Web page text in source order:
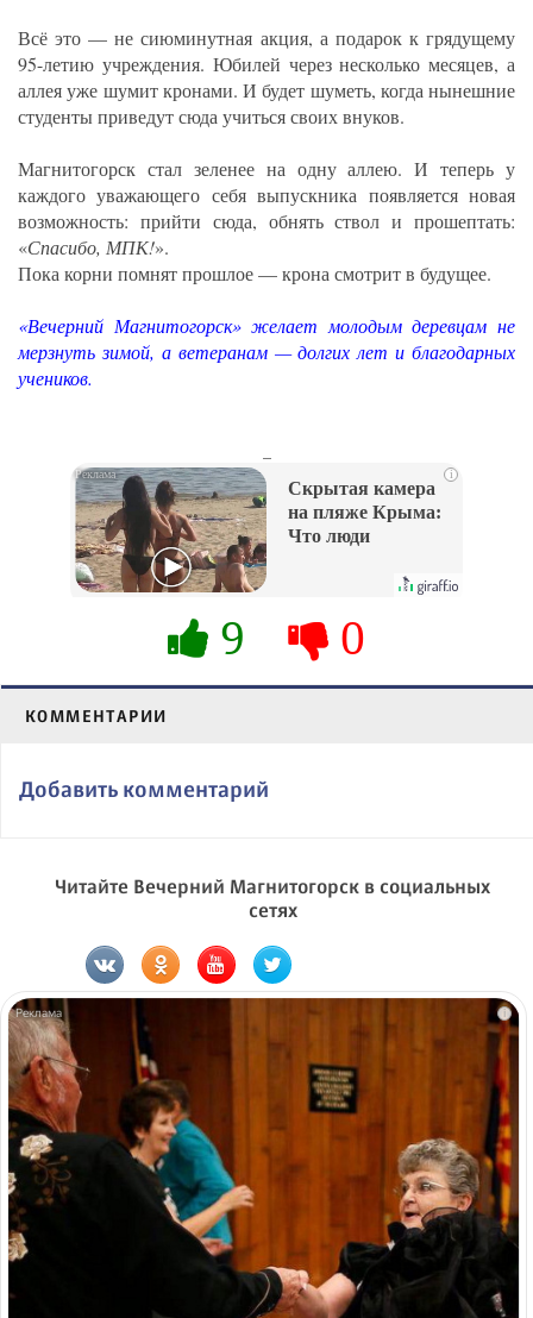
Всё это — не сиюминутная акция, а подарок к грядущему
95-летию учреждения. Юбилей через несколько месяцев, а
аллея уже шумит кронами. И будет шуметь, когда нынешние
студенты приведут сюда учиться своих внуков.
Магнитогорск стал зеленее на одну аллею. И теперь у
каждого уважающего себя выпускника появляется новая
возможность: прийти сюда, обнять ствол и прошептать:
«Спасибо, МПК!».
Пока корни помнят прошлое — крона смотрит в будущее.
«Вечерний Магнитогорск» желает молодым деревцам не
мерзнуть зимой, а ветеранам — долгих лет и благодарных
учеников.
i
Скрытая камера
на пляже Крыма:
Что люди
их не видят...
9 0
КОММЕНТАРИИ
Добавить комментарий
Читайте Вечерний Магнитогорск в социальных
сетях
i